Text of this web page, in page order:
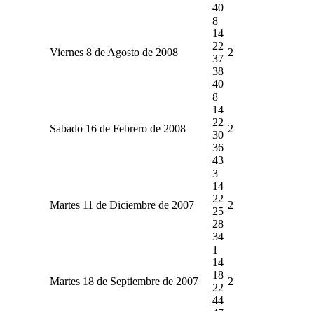
40
Viernes 8 de Agosto de 2008
8
14
22
37
38
40
2
Sabado 16 de Febrero de 2008
8
14
22
30
36
43
2
Martes 11 de Diciembre de 2007
3
14
22
25
28
34
2
Martes 18 de Septiembre de 2007
1
14
18
22
44
2